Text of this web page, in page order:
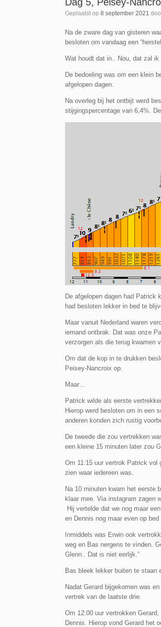
Geplaatst op 8 september 2021
Na de zware dag van gisteren
besloten om vandaag een
Wat houdt dat in.. Nou, dat zal ik
De bedoeling was om een klein
afgelopen dagen.
Na overleg bij het ontbijt werd
stijgingspercentage van 6,4%.
De afgelopen dagen had Patrick
had besloten lekker in bed te
Maar vanuit Nederland waren
iemand ontbrak. Dat was onze
verzorgen als die terug kwamen
Om dat de kop in te drukken
Peisey-Nancroix op.
Maar…
Patrick wilde als eerste
Hierop werd besloten om in een
anderen konden zich rustig
De tweede die zou vertrekken
een kleine 15 minuten later zou
Om 11:15 uur vertrok Patrick vol
zien waar iedereen was.
Na 10 minuten kwam het eerste
klaar mee. Via instagram zagen
Hij vertelde dat we nog maar
en Dennis nog maar even op
Inmiddels was Erwin ook
weg en Bas nergens te vinden.
Glenn.. Dat is niet eerlijk.”
Bas bleek lekker buiten te staan
Nadat Gerard bijgekomen was
vertrek van de laatste drie.
Om 12:00 uur vertrokken
Dennis. Hierop vond Gerard het